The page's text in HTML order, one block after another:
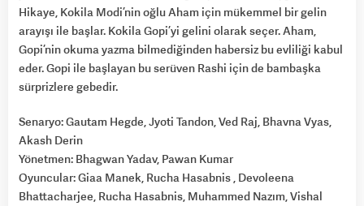
Hikaye, Kokila Modi’nin oğlu Aham için mükemmel bir gelin
arayışı ile başlar. Kokila Gopi’yi gelini olarak seçer. Aham,
Gopi’nin okuma yazma bilmediğinden habersiz bu evliliği kabul
eder. Gopi ile başlayan bu serüven Rashi için de bambaşka
sürprizlere gebedir.
Senaryo: Gautam Hegde, Jyoti Tandon, Ved Raj, Bhavna Vyas,
Akash Derin
Yönetmen: Bhagwan Yadav, Pawan Kumar
Oyuncular: Giaa Manek, Rucha Hasabnis , Devoleena
Bhattacharjee, Rucha Hasabnis, Muhammed Nazım, Vishal